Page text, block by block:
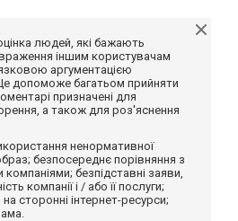
людей, які бажають
іншим користувачам
аргументацією
допоможе багатьом прийняти
призначені для
а також для роз'яснення
ненормативної
безпосереднє порівняння з
безпідставні заяви,
компанії і / або її послуги;
сторонні інтернет-ресурси;